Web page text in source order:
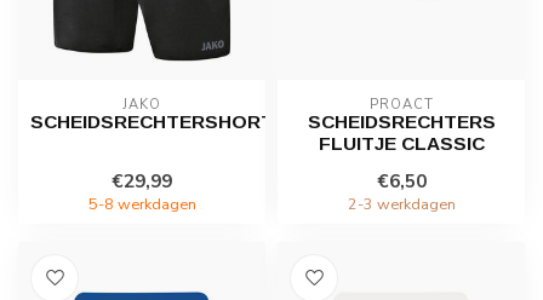
JAKO
SCHEIDSRECHTERSHORT
€29,99
5-8 werkdagen
PROACT
SCHEIDSRECHTERS
FLUITJE CLASSIC
€6,50
2-3 werkdagen